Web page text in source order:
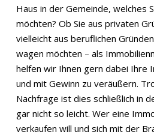
Haus in der Gemeinde, welches
möchten? Ob Sie aus privaten
vielleicht aus beruflichen
wagen möchten – als
helfen wir Ihnen gern dabei Ihre
und mit Gewinn zu veräußern.
Nachfrage ist dies schließlich in
gar nicht so leicht. Wer eine
verkaufen will und sich mit der